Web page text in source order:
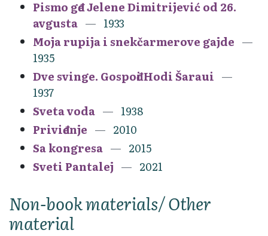
Pismo gđe Jelene Dimitrijević od 26.
avgusta
1933
Moja rupija i snekčarmerove gajde
1935
Dve svinge. Gospođi Hodi Šaraui
1937
Sveta voda
1938
Priviđenje
2010
Sa kongresa
2015
Sveti Pantalej
2021
Non-book materials/ Other
material